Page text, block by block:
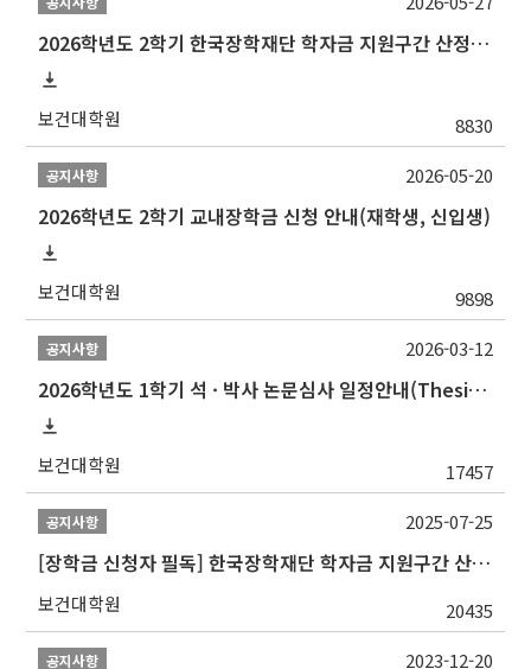
2026학년도 2학기 한국장학재단 학자금 지원구간 산정 신청 안내
보건대학원 8830
공지사항
2026학년도 2학기 교내장학금 신청 안내(재학생, 신입생)
보건대학원 9898
2026-05-20
공지사항
2026학년도 1학기 석 · 박사 논문심사 일정안내(Thesis Defense Schedules)
보건대학원 17457
2026-03-12
공지사항
[장학금 신청자 필독] 한국장학재단 학자금 지원구간 산정 권고
보건대학원 20435
2025-07-25
공지사항 2023-12-20